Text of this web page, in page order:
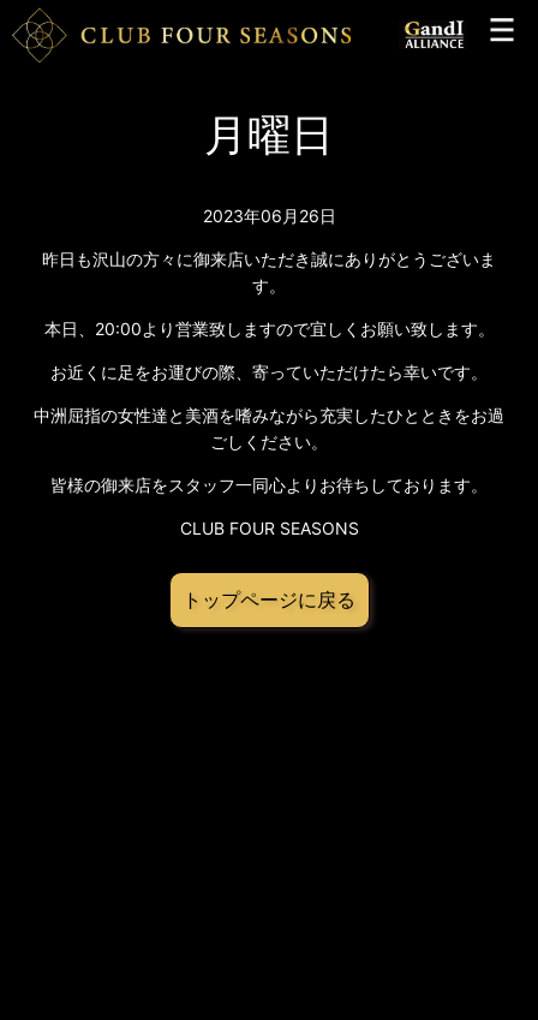
月曜日
2023年06月26日
昨日も沢山の方々に御来店いただき誠にありがとうございま
す。
本日、20:00より営業致しますので宜しくお願い致します。
お近くに足をお運びの際、寄っていただけたら幸いです。
中洲屈指の女性達と美酒を嗜みながら充実したひとときをお過
ごしください。
皆様の御来店をスタッフ一同心よりお待ちしております。
CLUB FOUR SEASONS
トップページに戻る